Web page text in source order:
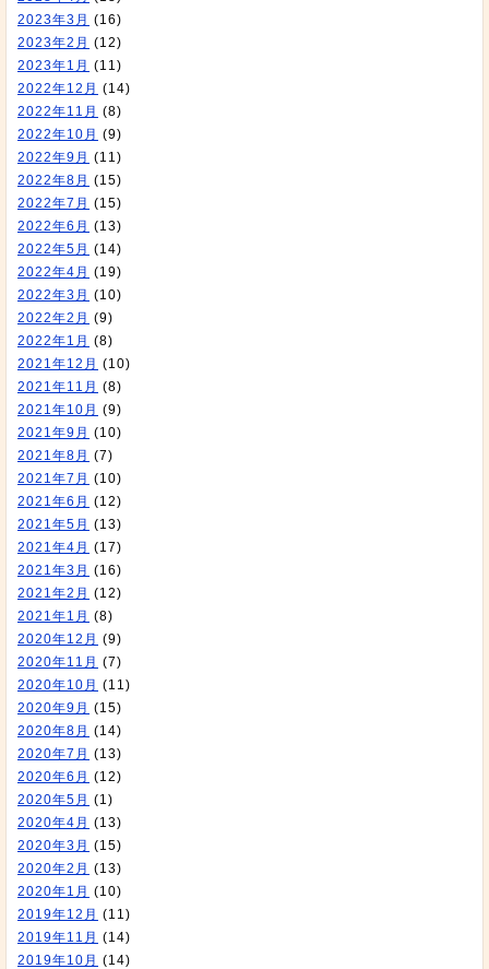
2023年3月 (16)
2023年2月 (12)
2023年1月 (11)
2022年12月 (14)
2022年11月 (8)
2022年10月 (9)
2022年9月 (11)
2022年8月 (15)
2022年7月 (15)
2022年6月 (13)
2022年5月 (14)
2022年4月 (19)
2022年3月 (10)
2022年2月 (9)
2022年1月 (8)
2021年12月 (10)
2021年11月 (8)
2021年10月 (9)
2021年9月 (10)
2021年8月 (7)
2021年7月 (10)
2021年6月 (12)
2021年5月 (13)
2021年4月 (17)
2021年3月 (16)
2021年2月 (12)
2021年1月 (8)
2020年12月 (9)
2020年11月 (7)
2020年10月 (11)
2020年9月 (15)
2020年8月 (14)
2020年7月 (13)
2020年6月 (12)
2020年5月 (1)
2020年4月 (13)
2020年3月 (15)
2020年2月 (13)
2020年1月 (10)
2019年12月 (11)
2019年11月 (14)
2019年10月 (14)